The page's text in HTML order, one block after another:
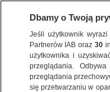
POLSKA
Dbamy o Twoją
Jeśli użytkownik
Partnerów IAB oraz30
użytkownika i
przeglądania.
przeglądania
się przetwarzaniu w